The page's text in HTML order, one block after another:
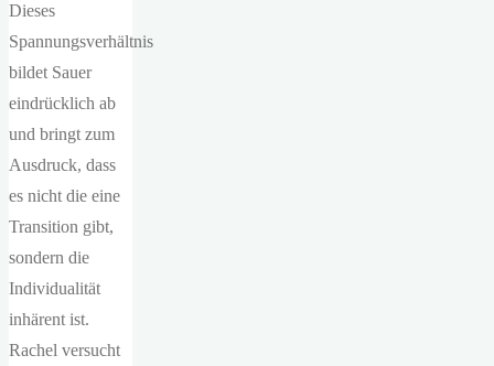
Dieses
Spannungsverhältnis
bildet Sauer
eindrücklich ab
und bringt zum
Ausdruck, dass
es nicht die eine
Transition gibt,
sondern die
Individualität
inhärent ist.
Rachel versucht